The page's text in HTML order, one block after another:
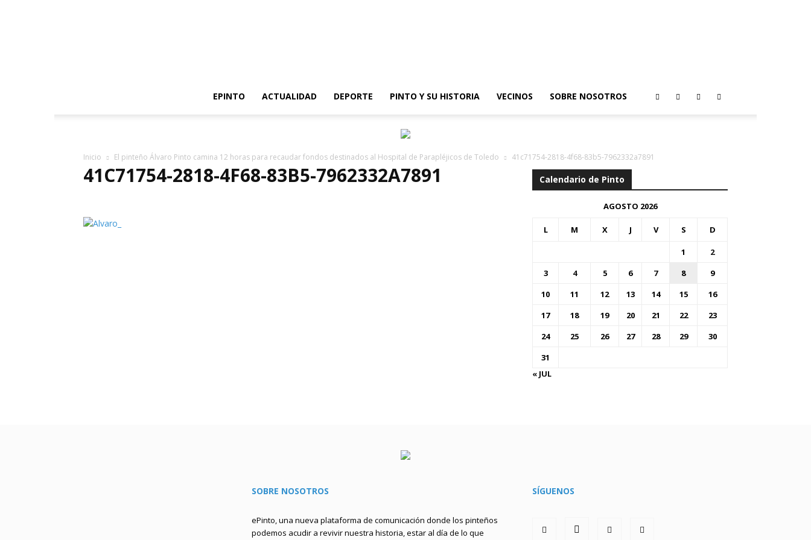
EPINTO
ACTUALIDAD DEPORTE PINTO Y SU HISTORIA VECINOS SOBRE NOSOTROS
Inicio El pinteño Álvaro Pinto camina 12 horas para recaudar fondos destinados al Hospital de Parapléjicos de Toledo 41c71754-2818-4f68-83b5-7962332a7891
41C71754-2818-4F68-83B5-7962332A7891 Calendario de Pinto
AGOSTO 2026
L M X J V S D
1
2
3
4 5 6 7 8
9
10
11 12 13 14 15
16
17
18 19 20 21 22
23
24
25 26 27 28 29
30
31
« JUL
SOBRE NOSOTROS
ePinto, una nueva plataforma de comunicación donde los pinteños
podemos acudir a revivir nuestra historia, estar al día de lo que
SÍGUENOS